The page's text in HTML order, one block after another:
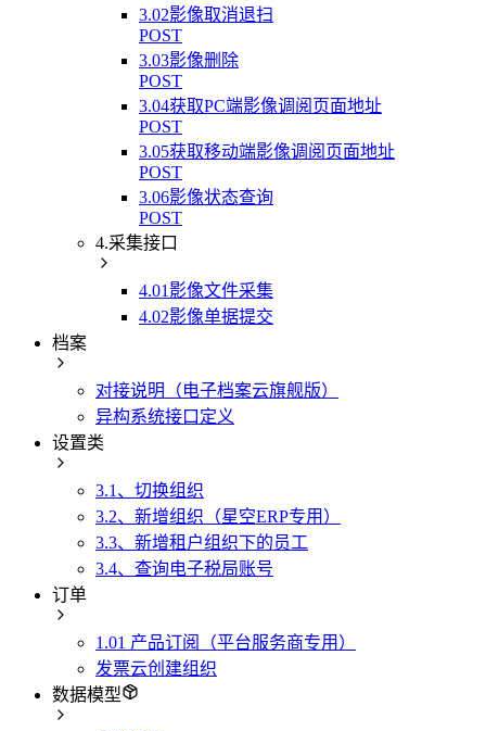
3.02影像取消退扫
POST
3.03影像删除
POST
3.04获取PC端影像调阅页面地址
POST
3.05获取移动端影像调阅页面地址
POST
3.06影像状态查询
POST
4.采集接口
4.01影像文件采集
4.02影像单据提交
档案
对接说明（电子档案云旗舰版）
异构系统接口定义
设置类
3.1、切换组织
3.2、新增组织（星空ERP专用）
3.3、新增租户组织下的员工
3.4、查询电子税局账号
订单
1.01 产品订阅（平台服务商专用）
发票云创建组织
数据模型